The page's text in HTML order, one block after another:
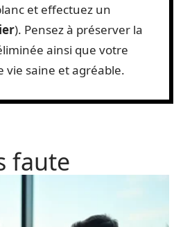
et effectuez un
). Pensez à préserver la
ainsi que votre
vie saine et agréable.
faute